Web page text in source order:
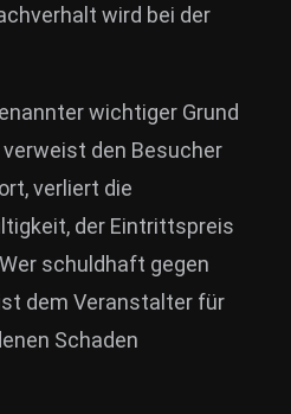
wird bei der
wichtiger Grund
den Besucher
verliert die
der Eintrittspreis
schuldhaft gegen
dem Veranstalter für
Schaden